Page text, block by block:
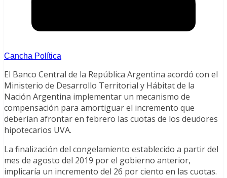
Cancha Política
El Banco Central de la República Argentina acordó con el
Ministerio de Desarrollo Territorial y Hábitat de la
Nación Argentina implementar un mecanismo de
compensación para amortiguar el incremento que
deberían afrontar en febrero las cuotas de los deudores
hipotecarios UVA.
La finalización del congelamiento establecido a partir del
mes de agosto del 2019 por el gobierno anterior,
implicaría un incremento del 26 por ciento en las cuotas.